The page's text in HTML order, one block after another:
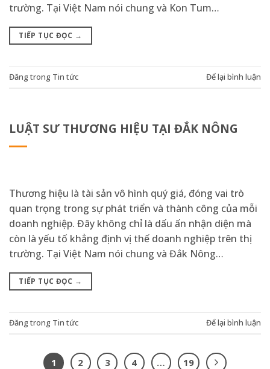
trường. Tại Việt Nam nói chung và Kon Tum…
TIẾP TỤC ĐỌC →
Đăng trong Tin tức Để lại bình luận
LUẬT SƯ THƯƠNG HIỆU TẠI ĐẮK NÔNG
Thương hiệu là tài sản vô hình quý giá, đóng vai trò
quan trọng trong sự phát triển và thành công của mỗi
doanh nghiệp. Đây không chỉ là dấu ấn nhận diện mà
còn là yếu tố khẳng định vị thế doanh nghiệp trên thị
trường. Tại Việt Nam nói chung và Đắk Nông…
TIẾP TỤC ĐỌC →
Đăng trong Tin tức Để lại bình luận
1 2 3 4 … 19